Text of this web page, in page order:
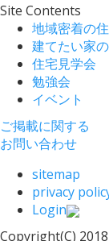
Site Contents
地域密着の
建てたい家
住宅見学会
勉強会
イベント
ご掲載に関する
お問い合わせ
sitemap
privacy
Login
Copyright(C)